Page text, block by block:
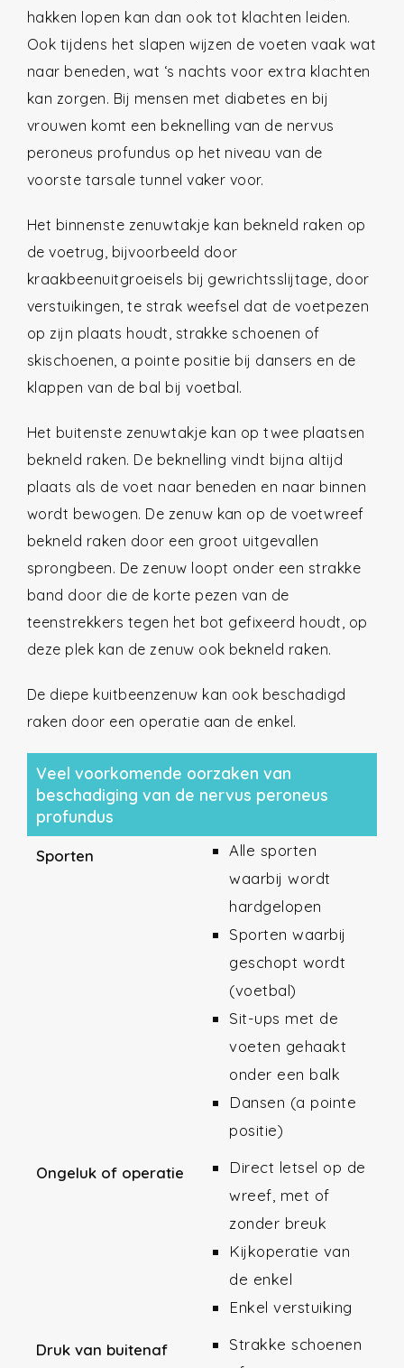
hakken lopen kan dan ook tot klachten leiden.
Ook tijdens het slapen wijzen de voeten vaak wat
naar beneden, wat ‘s nachts voor extra klachten
kan zorgen. Bij mensen met diabetes en bij
vrouwen komt een beknelling van de nervus
peroneus profundus op het niveau van de
voorste tarsale tunnel vaker voor.
Het binnenste zenuwtakje kan bekneld raken op
de voetrug, bijvoorbeeld door
kraakbeenuitgroeisels bij gewrichtsslijtage, door
verstuikingen, te strak weefsel dat de voetpezen
op zijn plaats houdt, strakke schoenen of
skischoenen, a pointe positie bij dansers en de
klappen van de bal bij voetbal.
Het buitenste zenuwtakje kan op twee plaatsen
bekneld raken. De beknelling vindt bijna altijd
plaats als de voet naar beneden en naar binnen
wordt bewogen. De zenuw kan op de voetwreef
bekneld raken door een groot uitgevallen
sprongbeen. De zenuw loopt onder een strakke
band door die de korte pezen van de
teenstrekkers tegen het bot gefixeerd houdt, op
deze plek kan de zenuw ook bekneld raken.
De diepe kuitbeenzenuw kan ook beschadigd
raken door een operatie aan de enkel.
Veel voorkomende oorzaken van
beschadiging van de nervus peroneus
profundus
Sporten
Alle sporten
waarbij wordt
hardgelopen
Sporten waarbij
geschopt wordt
(voetbal)
Sit-ups met de
voeten gehaakt
onder een balk
Dansen (a pointe
positie)
Ongeluk of operatie
Direct letsel op de
wreef, met of
zonder breuk
Kijkoperatie van
de enkel
Enkel verstuiking
Druk van buitenaf
Strakke schoenen